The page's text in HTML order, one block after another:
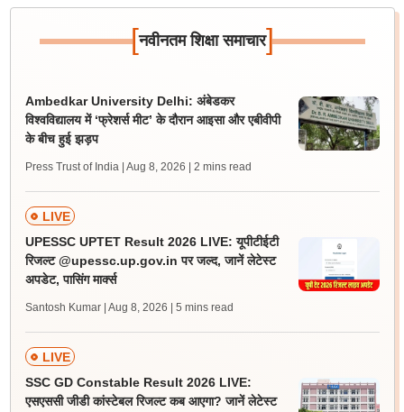
[नवीनतम शिक्षा समाचार]
Ambedkar University Delhi: अंबेडकर
विश्वविद्यालय में ‘फ्रेशर्स मीट’ के दौरान आइसा और एबीवीपी
के बीच हुई झड़प
Press Trust of India | Aug 8, 2026 | 2 mins read
LIVE
UPESSC UPTET Result 2026 LIVE: यूपीटीईटी
रिजल्ट @upessc.up.gov.in पर जल्द, जानें लेटेस्ट
अपडेट, पासिंग मार्क्स
Santosh Kumar | Aug 8, 2026 | 5 mins read
LIVE
SSC GD Constable Result 2026 LIVE:
एसएससी जीडी कांस्टेबल रिजल्ट कब आएगा? जानें लेटेस्ट